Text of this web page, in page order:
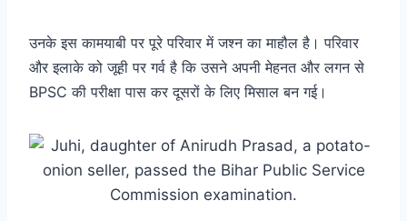
उनके इस कामयाबी पर पूरे परिवार में जश्न का माहौल है। परिवार
और इलाके को जूही पर गर्व है कि उसने अपनी मेहनत और लगन से
BPSC की परीक्षा पास कर दूसरों के लिए मिसाल बन गई।